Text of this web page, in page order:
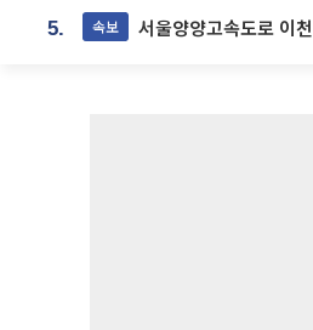
5. 속보 서울양양고속도로 이